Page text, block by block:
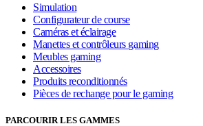
Simulation
Configurateur de course
Caméras et éclairage
Manettes et contrôleurs gaming
Meubles gaming
Accessoires
Produits reconditionnés
Pièces de rechange pour le gaming
PARCOURIR LES GAMMES